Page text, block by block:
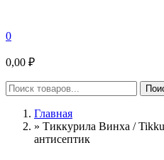
0
0,00 ₽
Главная
» Тиккурила Винха /
антисептик